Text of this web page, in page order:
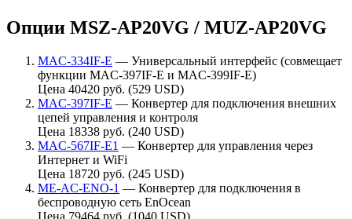
Опции MSZ-AP20VG / MUZ-AP20VG
MAC-334IF-E — Универсальный интерфейс (совмещает
функции MAC-397IF-E и MAC-399IF-E)
Цена 40420 руб. (529 USD)
MAC-397IF-E — Конвертер для подключения внешних
цепей управления и контроля
Цена 18338 руб. (240 USD)
MAC-567IF-E1 — Конвертер для управления через
Интернет и WiFi
Цена 18720 руб. (245 USD)
ME-AC-ENO-1 — Конвертер для подключения в
беспроводную сеть EnOcean